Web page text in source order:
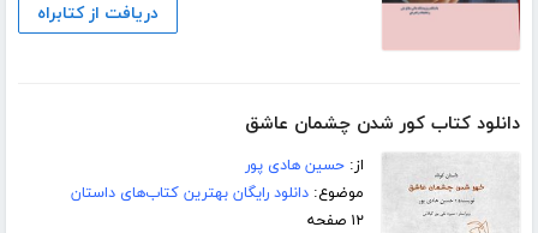
دریافت از کتابراه
دانلود کتاب کور شدن چشمان عاشق
از:حسین هادی پور
موضوع:دانلود رایگان بهترین کتاب‌های داستان
۱۲ صفحه